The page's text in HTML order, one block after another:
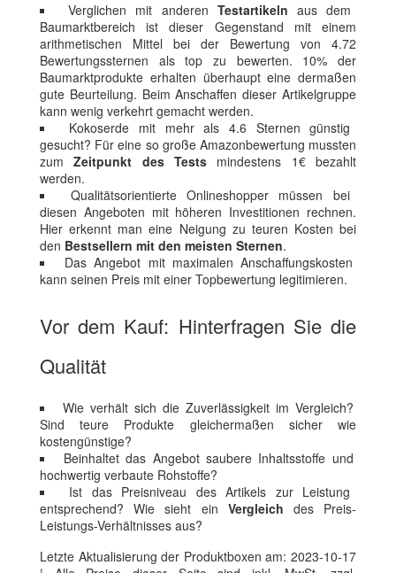
Verglichen mit anderen Testartikeln aus dem
Baumarktbereich ist dieser Gegenstand mit einem
arithmetischen Mittel bei der Bewertung von 4.72
Bewertungssternen als top zu bewerten. 10% der
Baumarktprodukte erhalten überhaupt eine dermaßen
gute Beurteilung. Beim Anschaffen dieser Artikelgruppe
kann wenig verkehrt gemacht werden.
Kokoserde mit mehr als 4.6 Sternen günstig
gesucht? Für eine so große Amazonbewertung mussten
zumZeitpunkt des Tests mindestens 1€ bezahlt
werden.
Qualitätsorientierte Onlineshopper müssen bei
diesen Angeboten mit höheren Investitionen rechnen.
Hier erkennt man eine Neigung zu teuren Kosten bei
den Bestsellern mit den meisten Sternen.
Das Angebot mit maximalen Anschaffungskosten
kann seinen Preis mit einer Topbewertung legitimieren.
Vor dem Kauf: Hinterfragen Sie die
Qualität
Wie verhält sich die Zuverlässigkeit im Vergleich?
Sind teure Produkte gleichermaßen sicher wie
kostengünstige?
Beinhaltet das Angebot saubere Inhaltsstoffe und
hochwertig verbaute Rohstoffe?
Ist das Preisniveau des Artikels zur Leistung
entsprechend? Wie sieht ein Vergleich des Preis-
Leistungs-Verhältnisses aus?
Letzte Aktualisierung der Produktboxen am: 2023-10-17